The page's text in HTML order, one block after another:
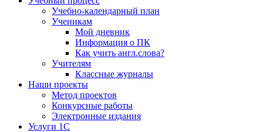
Учебно-календарный план
Ученикам
Мой дневник
Информация о ПК
Как учить англ.слова?
Учителям
Классные журналы
Наши проекты
Метод проектов
Конкурсные работы
Электронные издания
Услуги 1C